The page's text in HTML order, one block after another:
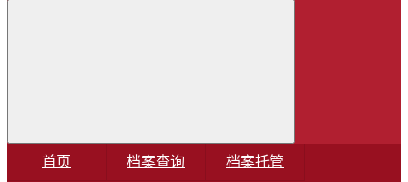
首页 档案查询 档案托管